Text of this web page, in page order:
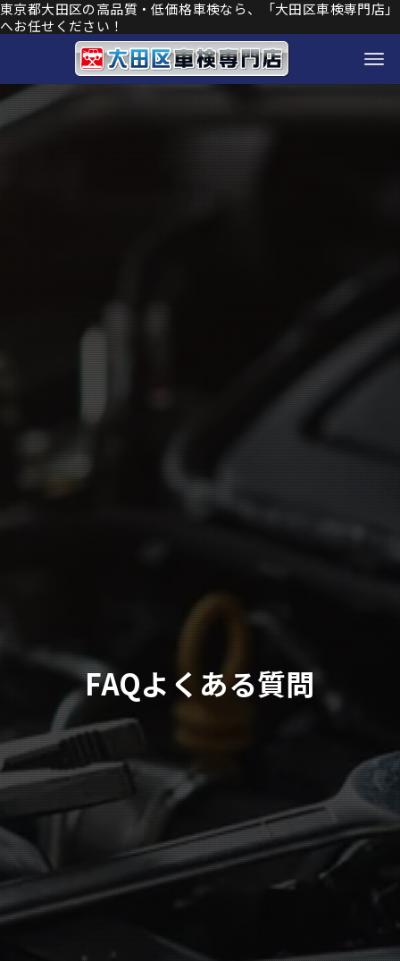
東京都大田区の高品質・低価格車検なら、「大田区車検専門店」
へお任せください！
よくある質問